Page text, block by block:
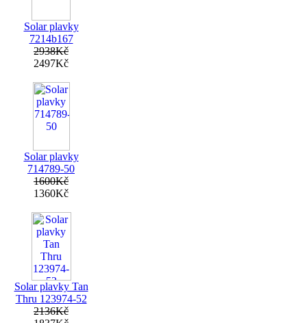
Solar plavky
7214b167
2938Kč
2497Kč
Solar plavky
714789-50
1600Kč
1360Kč
Solar plavky Tan
Thru 123974-52
2136Kč